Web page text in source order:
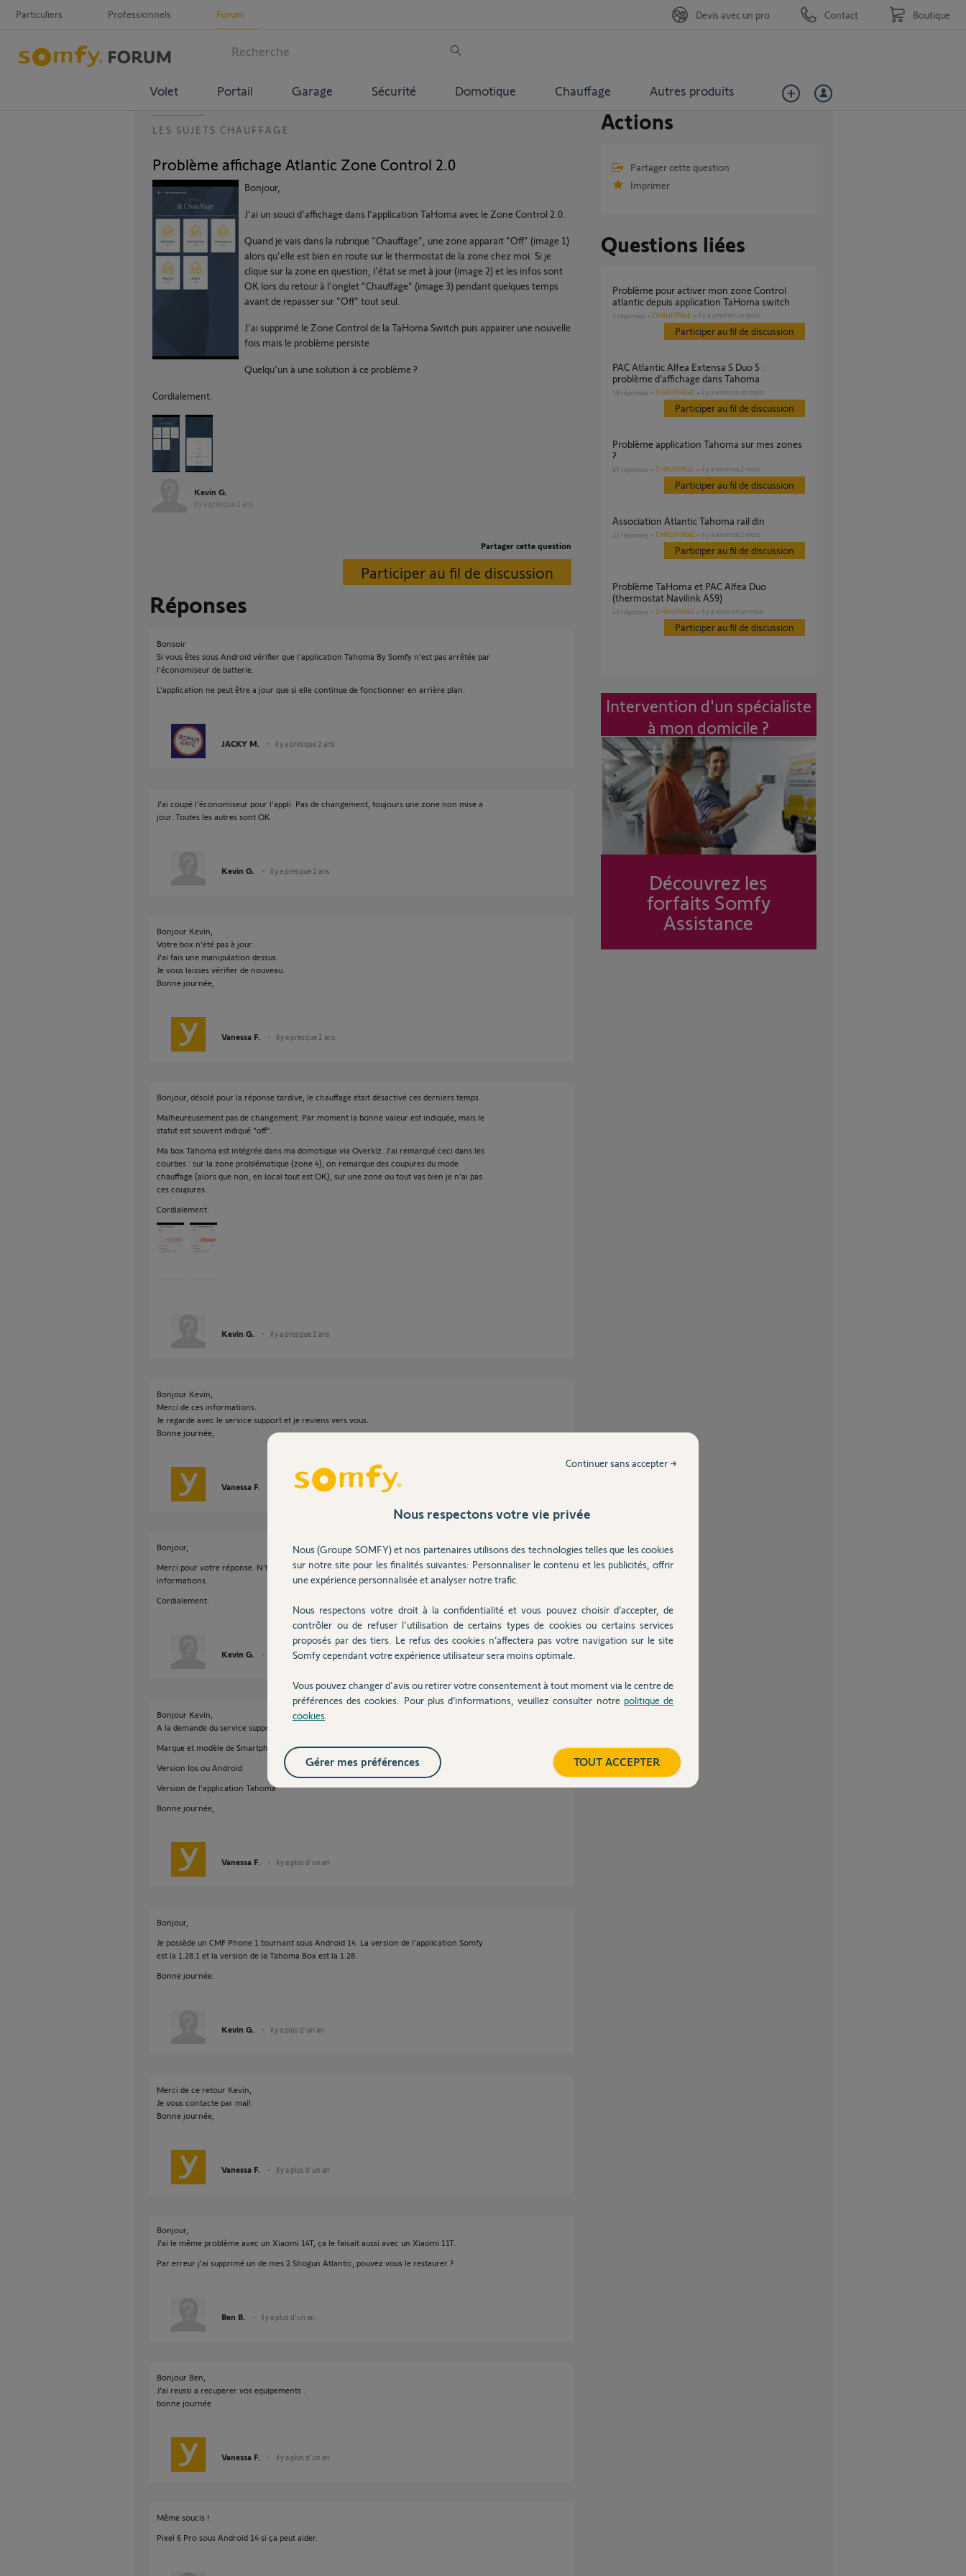
Particuliers Professionnels Forum
Volet Portail Garage Sécurité Domotique Chauffage Autres produits
Devis avec un pro Contact Boutique
LES SUJETS CHAUFFAGE
Problème affichage Atlantic Zone Control 2.0
Bonjour,
J'ai un souci d'affichage dans l'application TaHoma avec le Zone Control 2.0.
Quand je vais dans la rubrique "Chauffage", une zone apparait "Off" (image 1)
alors qu'elle est bien en route sur le thermostat de la zone chez moi. Si je
clique sur la zone en question, l'état se met à jour (image 2) et les infos sont
OK lors du retour à l'onglet "Chauffage" (image 3) pendant quelques temps
avant de repasser sur "Off" tout seul.
J'ai supprimé le Zone Control de la TaHoma Switch puis appairer une nouvelle
fois mais le problème persiste
Quelqu'un à une solution à ce problème ?
Cordialement.
Kevin G.
il y a presque 2 ans
Partager cette question
Participer au fil de discussion
Réponses
Bonsoir
Si vous êtes sous Android vérifier que l'application Tahoma By Somfy n'est pas arrêtée par
l'économiseur de batterie.
L'application ne peut être a jour que si elle continue de fonctionner en arrière plan.
JACKY M. il y a presque 2 ans
J'ai coupé l'économiseur pour l'appli. Pas de changement, toujours une zone non mise a
jour. Toutes les autres sont OK
Kevin G. il y a presque 2 ans
Bonjour Kevin,
Votre box n'été pas à jour.
J'ai fais une manipulation dessus.
Je vous laisses vérifier de nouveau.
Bonne journée,
Vanessa F. il y a presque 2 ans
Bonjour, désolé pour la réponse tardive, le chauffage était désactivé ces derniers temps.
Malheureusement pas de changement. Par moment la bonne valeur est indiquée, mais le
statut est souvent indiqué "off".
Ma box Tahoma est intégrée dans ma domotique via Overkiz. J'ai remarqué ceci dans les
courbes : sur la zone problématique (zone 4), on remarque des coupures du mode
chauffage (alors que non, en local tout est OK), sur une zone ou tout vas bien je n'ai pas
ces coupures.
Cordialement.
Kevin G. il y a presque 2 ans
Bonjour Kevin,
Merci de ces informations.
Je regarde avec le service support et je reviens vers vous.
Bonne journée,
Vanessa F. il y a plus d'un an
Bonjour,
Merci pour votre réponse. N'hésitez pas à me demander si il vous faut d'autres
informations.
Cordialement.
Kevin G. il y a plus d'un an
Bonjour Kevin,
A la demande du service support, merci de me préciser les éléments suivants:
Marque et modèle de Smartphone
Version Ios ou Android
Version de l'application Tahoma
Bonne journée,
Vanessa F. il y a plus d'un an
Bonjour,
Je possède un CMF Phone 1 tournant sous Android 14. La version de l'application Somfy
est la 1.28.1 et la version de la Tahoma Box est la 1.28.
Bonne journée.
Kevin G. il y a plus d'un an
Merci de ce retour Kevin,
Je vous contacte par mail.
Bonne journée,
Vanessa F. il y a plus d'un an
Bonjour,
J'ai le même problème avec un Xiaomi 14T, ça le faisait aussi avec un Xiaomi 11T.
Par erreur j'ai supprimé un de mes 2 Shogun Atlantic, pouvez vous le restaurer ?
Ben B. il y a plus d'un an
Bonjour Ben,
J'ai reussi a recuperer vos equipements .
bonne journée
Vanessa F. il y a plus d'un an
Même soucis !
Pixel 6 Pro sous Android 14 si ça peut aider.
Actions
Partager cette question
Imprimer
Questions liées
Problème pour activer mon zone Control
atlantic depuis application TaHoma switch
3 réponses CHAUFFAGE il y a environ un mois
Participer au fil de discussion
PAC Atlantic Alfea Extensa S Duo 5 :
problème d’affichage dans Tahoma
18 réponses CHAUFFAGE il y a environ un mois
Participer au fil de discussion
Problème application Tahoma sur mes zones
?
85 réponses CHAUFFAGE il y a environ 2 mois
Participer au fil de discussion
Association Atlantic Tahoma rail din
22 réponses CHAUFFAGE il y a environ 2 mois
Participer au fil de discussion
Problème TaHoma et PAC Alfea Duo
(thermostat Navilink A59)
49 réponses CHAUFFAGE il y a environ un mois
Participer au fil de discussion
Intervention d'un spécialiste
à mon domicile ?
Découvrez les
forfaits Somfy
Assistance
Nous respectons votre vie privée
Nous (Groupe SOMFY) et nos partenaires utilisons des technologies telles que les cookies
sur notre site pour les finalités suivantes: Personnaliser le contenu et les publicités, offrir
une expérience personnalisée et analyser notre trafic.
Nous respectons votre droit à la confidentialité et vous pouvez choisir d’accepter, de
contrôler ou de refuser l'utilisation de certains types de cookies ou certains services
proposés par des tiers. Le refus des cookies n’affectera pas votre navigation sur le site
Somfy cependant votre expérience utilisateur sera moins optimale.
Vous pouvez changer d'avis ou retirer votre consentement à tout moment via le centre de
préférences des cookies. Pour plus d’informations, veuillez consulter notre politique de
cookies
Continuer sans accepter →
TOUT ACCEPTER
Gérer mes préférences